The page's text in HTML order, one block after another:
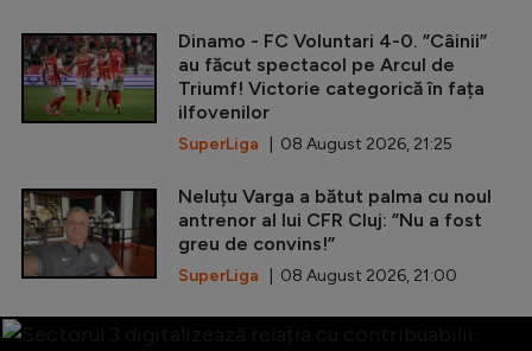
Dinamo - FC Voluntari 4-0. ”Câinii”
au făcut spectacol pe Arcul de
Triumf! Victorie categorică în fața
ilfovenilor
SuperLiga | 08 August 2026, 21:25
Neluțu Varga a bătut palma cu noul
antrenor al lui CFR Cluj: ”Nu a fost
greu de convins!”
SuperLiga | 08 August 2026, 21:00